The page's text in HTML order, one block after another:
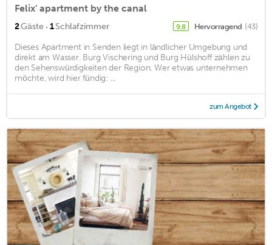
Felix' apartment by the canal
2Gäste · 1Schlafzimmer 9,8 Hervorragend (43)
Dieses Apartment in Senden liegt in ländlicher Umgebung und
direkt am Wasser. Burg Vischering und Burg Hülshoff zählen zu
den Sehenswürdigkeiten der Region. Wer etwas unternehmen
möchte, wird hier fündig: ...
zum Angebot